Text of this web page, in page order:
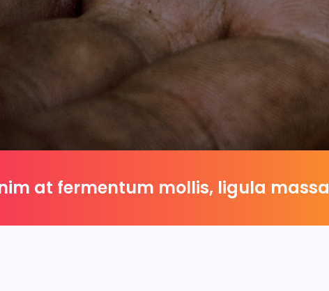
at fermentum mollis, ligula massa